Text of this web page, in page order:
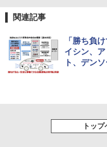
関連記事
「勝ち負
イシン、
ト、デン
トッ